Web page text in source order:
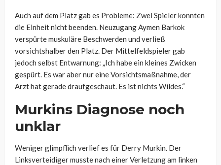
Auch auf dem Platz gab es Probleme: Zwei Spieler konnten
die Einheit nicht beenden. Neuzugang Aymen Barkok
verspürte muskuläre Beschwerden und verließ
vorsichtshalber den Platz. Der Mittelfeldspieler gab
jedoch selbst Entwarnung: „Ich habe ein kleines Zwicken
gespürt. Es war aber nur eine Vorsichtsmaßnahme, der
Arzt hat gerade draufgeschaut. Es ist nichts Wildes.“
Murkins Diagnose noch
unklar
Weniger glimpflich verlief es für Derry Murkin. Der
Linksverteidiger musste nach einer Verletzung am linken